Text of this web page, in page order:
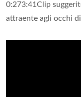
0:273:41Clip
attraente agli occhi di